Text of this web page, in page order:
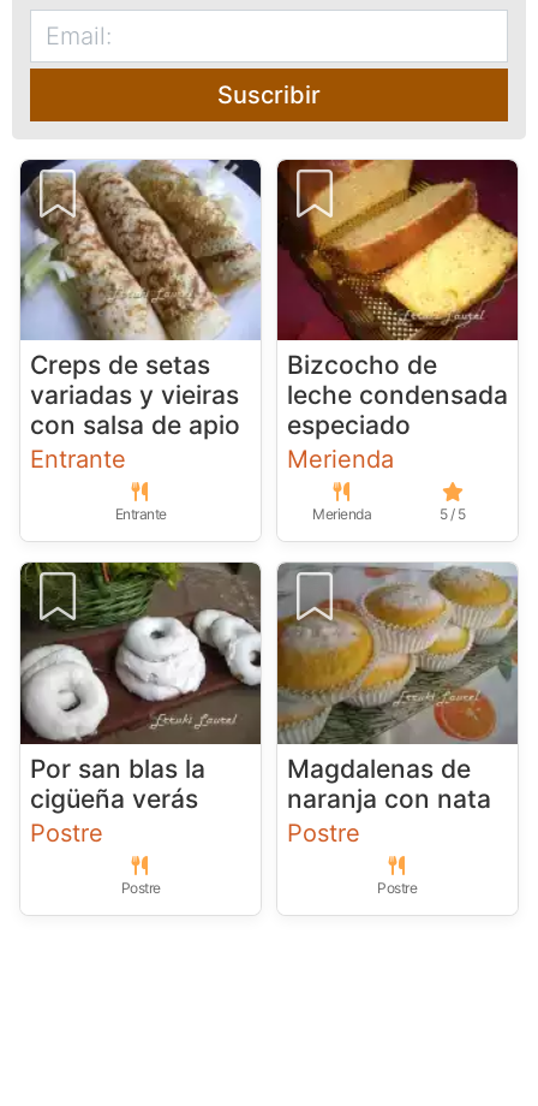
Suscribir
Creps de setas
variadas y vieiras
con salsa de apio
Entrante
Entrante
Bizcocho de
leche condensada
especiado
Merienda
Merienda 5 / 5
Por san blas la
cigüeña verás
Postre
Postre
Magdalenas de
naranja con nata
Postre
Postre